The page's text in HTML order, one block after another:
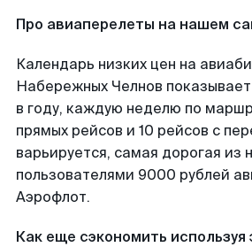
Про авиаперелеты на нашем
Календарь низких цен на
Набережных Челнов
в году, каждую неделю по
прямых рейсов и 10 рейсов с
варьируется, самая дорогая из
пользователями 9000 рублей
Аэрофлот.
Как еще сэкономить используя